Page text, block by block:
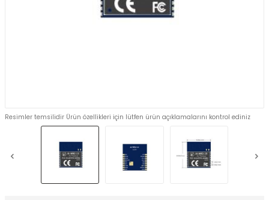
Resimler temsilidir Ürün özellikleri için lütfen ürün açıklamalarını kontrol ediniz